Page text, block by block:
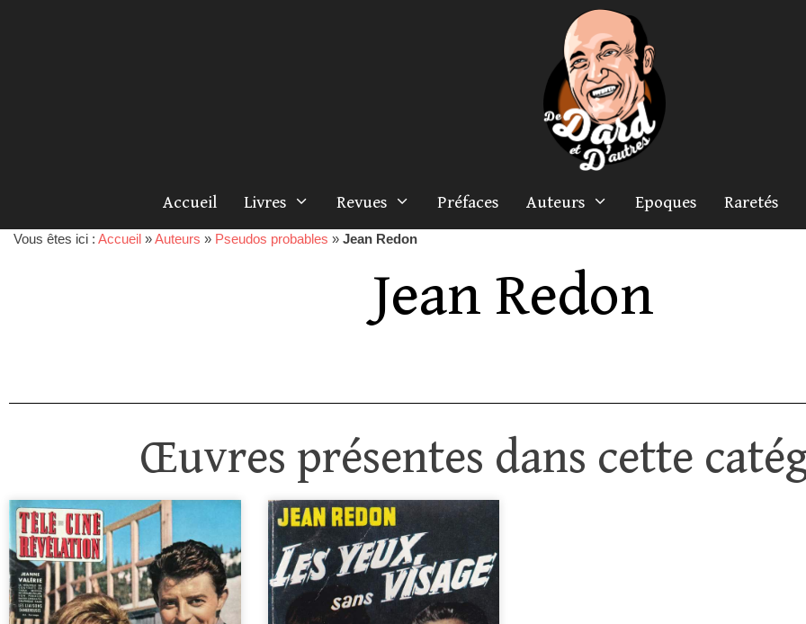
Accueil Livres Revues Préfaces Auteurs Epoques Raretés
Vous êtes ici : Accueil »Auteurs » Pseudos probables » Jean Redon
Jean Redon
Œuvres présentes dans cette